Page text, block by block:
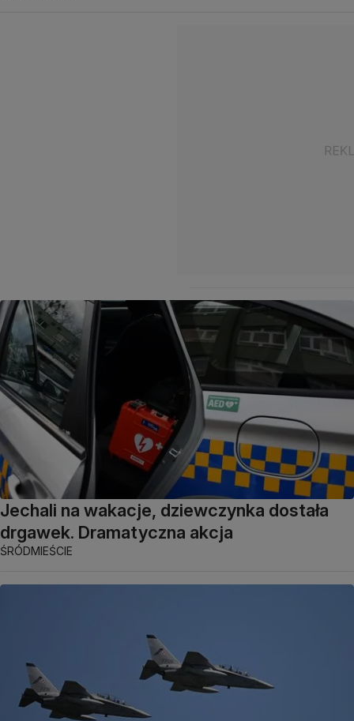
Jechali na wakacje, dziewczynka dostała
drgawek. Dramatyczna akcja
ŚRÓDMIEŚCIE